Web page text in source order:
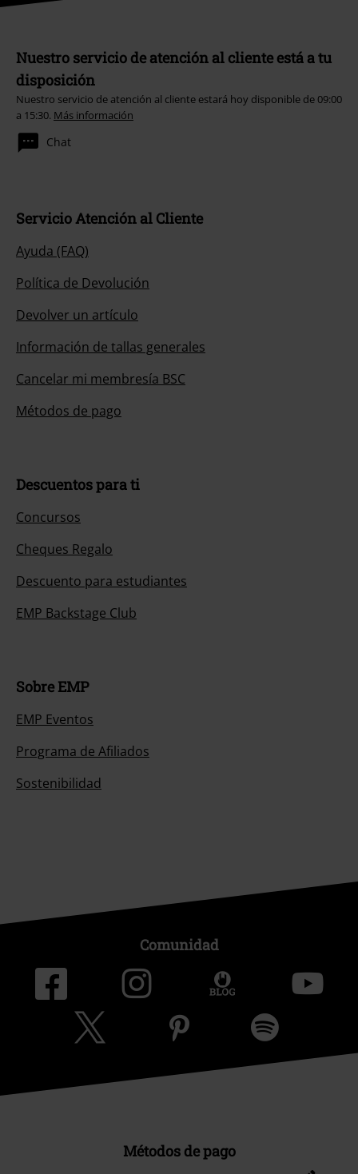
Nuestro servicio de atención al cliente está a tu
disposición
Nuestro servicio de atención al cliente estará hoy disponible de 09:00
a 15:30. Más información
Chat
Servicio Atención al Cliente
Ayuda (FAQ)
Política de Devolución
Devolver un artículo
Información de tallas generales
Cancelar mi membresía BSC
Métodos de pago
Descuentos para ti
Concursos
Cheques Regalo
Descuento para estudiantes
EMP Backstage Club
Sobre EMP
EMP Eventos
Programa de Afiliados
Sostenibilidad
Comunidad
Métodos de pago